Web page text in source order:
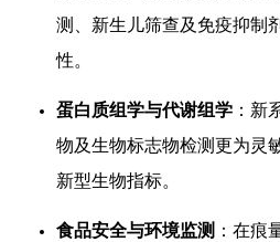
测、新生儿筛查及免疫抑制
性。
蛋白质组学与代谢组学：新
物及生物标志物检测更为灵
新型生物指标。
食品安全与环境监测 ：在痕